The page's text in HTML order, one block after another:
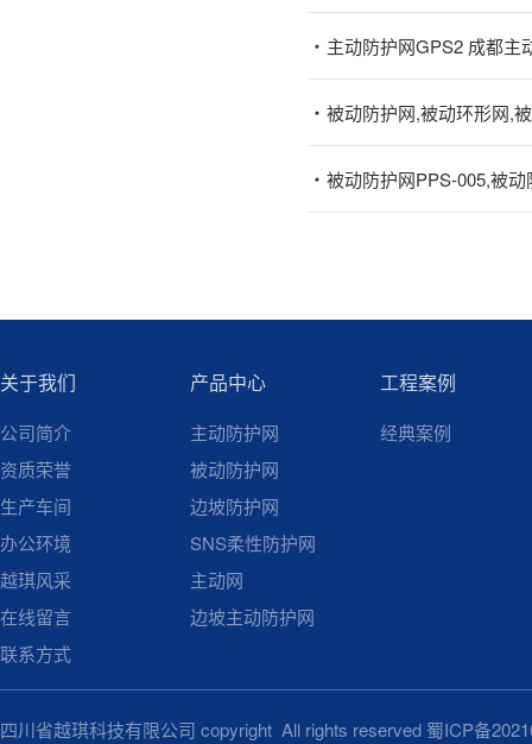
主动防护网GPS2 成都主
被动防护网,被动环形网,
被动防护网PPS-005,被
关于我们
公司简介
资质荣誉
生产车间
办公环境
越琪风采
在线留言
联系方式
产品中心
主动防护网
被动防护网
边坡防护网
SNS柔性防护网
主动网
边坡主动防护网
工程案例
经典案例
四川省越琪科技有限公司 copyright All rights reserved 蜀ICP备